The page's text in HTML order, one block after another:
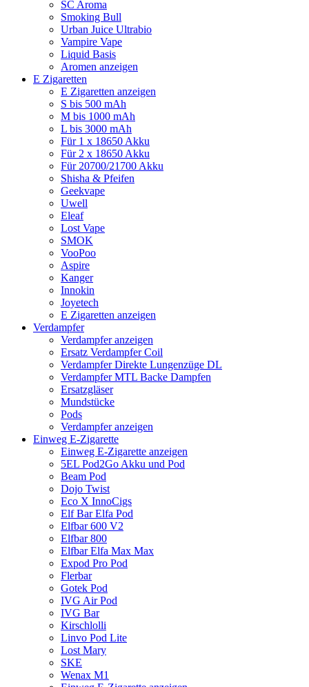
SC Aroma
Smoking Bull
Urban Juice Ultrabio
Vampire Vape
Liquid Basis
Aromen anzeigen
E Zigaretten
E Zigaretten anzeigen
S bis 500 mAh
M bis 1000 mAh
L bis 3000 mAh
Für 1 x 18650 Akku
Für 2 x 18650 Akku
Für 20700/21700 Akku
Shisha & Pfeifen
Geekvape
Uwell
Eleaf
Lost Vape
SMOK
VooPoo
Aspire
Kanger
Innokin
Joyetech
E Zigaretten anzeigen
Verdampfer
Verdampfer anzeigen
Ersatz Verdampfer Coil
Verdampfer Direkte Lungenzüge DL
Verdampfer MTL Backe Dampfen
Ersatzgläser
Mundstücke
Pods
Verdampfer anzeigen
Einweg E-Zigarette
Einweg E-Zigarette anzeigen
5EL Pod2Go Akku und Pod
Beam Pod
Dojo Twist
Eco X InnoCigs
Elf Bar Elfa Pod
Elfbar 600 V2
Elfbar 800
Elfbar Elfa Max Max
Expod Pro Pod
Flerbar
Gotek Pod
IVG Air Pod
IVG Bar
Kirschlolli
Linvo Pod Lite
Lost Mary
SKE
Wenax M1